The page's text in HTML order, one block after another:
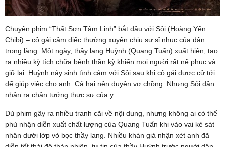
Chuyện phim “Thất Sơn Tâm Linh” bắt đầu với Sỏi (Hoàng Yến
Chibi) – cô gái câm điếc thường xuyên chịu sự sỉ nhục của dân
trong làng. Một ngày, thầy lang Huỳnh (Quang Tuấn) xuất hiện, tạo
ra nhiều kỳ tích chữa bệnh thần kỳ khiến mọi người rất nể phục và
giữ lại. Huỳnh nảy sinh tình cảm với Sỏi sau khi cô gái được cử tới
để giúp việc cho anh. Cả hai nên duyên vợ chồng. Nhưng Sỏi dần
nhận ra chân tướng thực sự của y.
Dù phim gây ra nhiều tranh cãi về nội dung, nhưng không ai có thể
phủ nhận diễn xuất chất lượng của Quang Tuấn khi vào vai kẻ sát
nhân dưới lớp vỏ bọc thầy lang. Nhiều khán giả nhận xét anh đã